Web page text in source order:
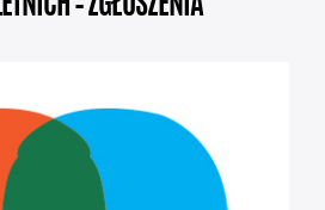
– ZGŁOSZENIA